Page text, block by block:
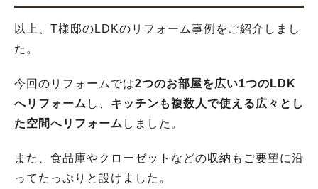
以上、T様邸のLDKのリフォーム事例をご紹介しまし
た。
今回のリフォームでは2つのお部屋を広い1つのLDK
へリフォーム し、 キッチンも複数人で使える広々とし
た空間へリフォーム しました。
また、食品庫やクローゼットなどの収納もご要望に沿
ってたっぷりと設けました。